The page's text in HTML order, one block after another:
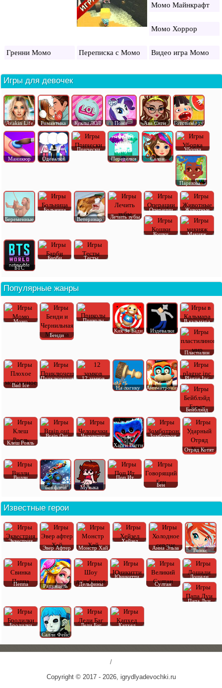
Момо Майнкрафт
Момо Хоррор
Гренни Момо Переписка с Момо Видео игра Момо
Игры для девочек
Avakin Life Романтика Куклы ЛОЛ Пони Ава Сити Готовим еду
Маникюр Одевалки
Прически
Переделки
Салон
Уборка
Парикма..
Беременные
Больница
Ветеринар
Лечить зубы
Операции Животные
Кошки Макияж
БТС
Барби Тесты
Популярные жанры
Момо
Бенди
Приколы
Кик Зе Бади
Издевалки
В кальмара
Пластилин
Bad Ice
Приключения
12 замков
На логику
Аниматроник
Plague Inc
Бейблэйд
Клеш Рояль
Brain Out
Человечки
Хагги Вагги
Зомботрон
Отряд Котят
Вилли
Без флеш
Музыка
Поп Ит
Бен
Известные герои
Эквестрия
Эвер Афтер
Монстр Хай
Хейзел
Анна Эльза
Винкс
Пеппа Рапунцель Дельфины
Юникитти
Султан
Лошади
Папа Луи
Бродилки
Салли Фейс
Леди Баг Капхед
/
Copyright © 2017 - 2026, igrydlyadevochki.ru